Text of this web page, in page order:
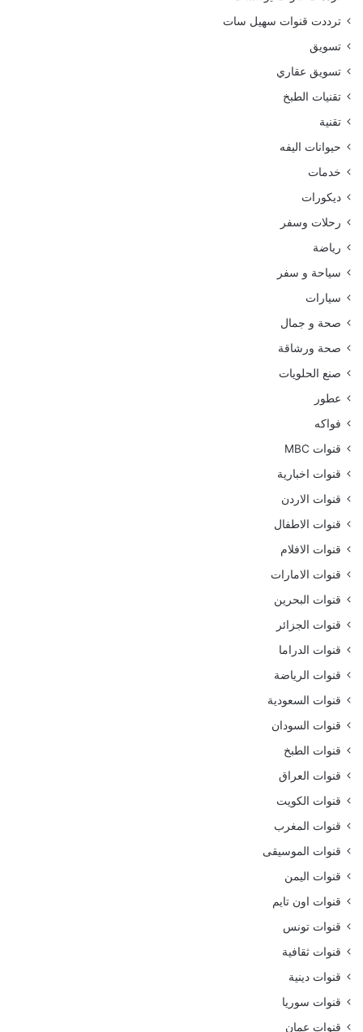
ترددت قنوات سهيل سات
تسويق
تسويق عقاري
تقنيات الطبخ
تقنية
حيوانات اليفه
خدمات
ديكورات
رحلات وسفر
رياضة
سياحة و سفر
سيارات
صحة و جمال
صحة ورشاقة
صنع الحلويات
عطور
فواكه
قنوات MBC
قنوات اخبارية
قنوات الاردن
قنوات الاطفال
قنوات الافلام
قنوات الامارات
قنوات البحرين
قنوات الجزائر
قنوات الدراما
قنوات الرياضة
قنوات السعودية
قنوات السودان
قنوات الطبخ
قنوات العراق
قنوات الكويت
قنوات المغرب
قنوات الموسيقى
قنوات اليمن
قنوات اون تايم
قنوات تونس
قنوات ثقافية
قنوات دينية
قنوات سوريا
قنوات عمان